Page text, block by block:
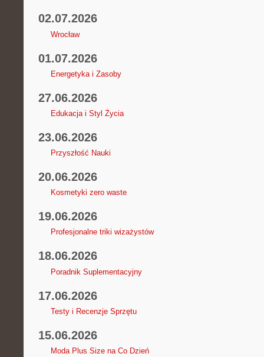
02.07.2026
Wrocław
01.07.2026
Energetyka i Zasoby
27.06.2026
Edukacja i Styl Życia
23.06.2026
Przyszłość Nauki
20.06.2026
Kosmetyki zero waste
19.06.2026
Profesjonalne triki wizażystów
18.06.2026
Poradnik Suplementacyjny
17.06.2026
Testy i Recenzje Sprzętu
15.06.2026
Moda Plus Size na Co Dzień